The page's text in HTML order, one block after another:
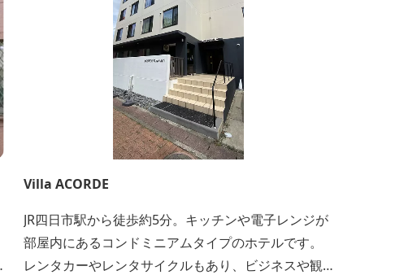
Villa ACORDE
JR四日市駅から徒歩約5分。キッチンや電子レンジが
部屋内にあるコンドミニアムタイプのホテルです。
レンタカーやレンタサイクルもあり、ビジネスや観